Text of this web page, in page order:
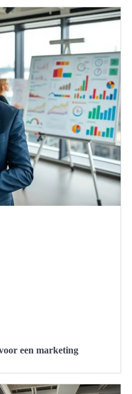
een marketing